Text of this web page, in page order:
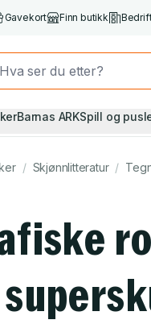
Gavekort Finn butikk
Barnas ARKSpill og
/ Skjønnlitteratur /